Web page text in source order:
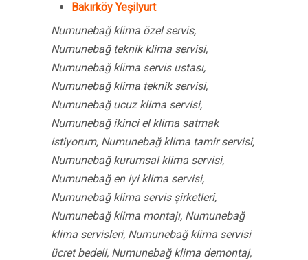
Bakırköy Yeşilyurt
Numunebağ klima özel servis,
Numunebağ teknik klima servisi,
Numunebağ klima servis ustası,
Numunebağ klima teknik servisi,
Numunebağ ucuz klima servisi,
Numunebağ ikinci el klima satmak
istiyorum, Numunebağ klima tamir servisi,
Numunebağ kurumsal klima servisi,
Numunebağ en iyi klima servisi,
Numunebağ klima servis şirketleri,
Numunebağ klima montajı, Numunebağ
klima servisleri, Numunebağ klima servisi
ücret bedeli, Numunebağ klima demontaj,